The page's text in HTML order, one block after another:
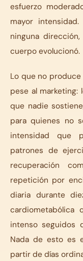
esfuerzo
mayor
ninguna
cuerpo evolucionó.
Lo que no
pese al
que nadie
para quienes no
intensidad que
patrones de
recuperación
repetición por
diaria durante
cardiometabólica
intenso seguidos
Nada de esto es
partir de días